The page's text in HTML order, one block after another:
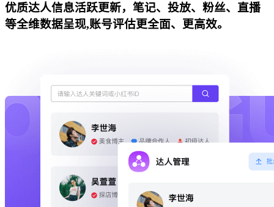
优质达人信息活跃更新，笔记、投放、粉丝、直播
等全维数据呈现,账号评估更全面、更高效。